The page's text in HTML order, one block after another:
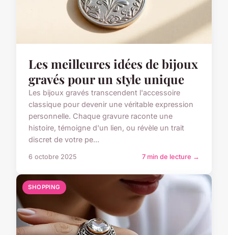
Les meilleures idées de bijoux
gravés pour un style unique
Les bijoux gravés transcendent l'accessoire
classique pour devenir une véritable expression
personnelle. Chaque gravure raconte une
histoire, témoigne d'un lien, ou révèle un trait
discret de votre pe...
6 octobre 2025 7 min de lecture →
SHOPPING